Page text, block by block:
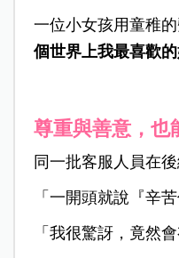
一位小女孩用童稚的
個世界上我最喜歡的
尊重與善意，也
同一批客服人員在
「一開頭就說『辛
「我很驚訝，竟然